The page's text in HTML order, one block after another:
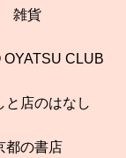
雑貨
OYATSU CLUB
と店のはなし
都の書店